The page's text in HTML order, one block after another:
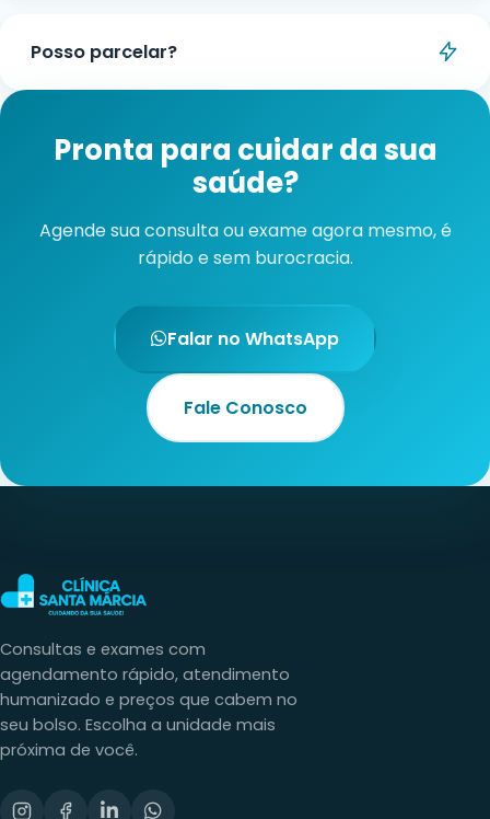
telefone qual unidade atende a especialidade
desejada mais próxima de você.
Posso parcelar?
parcelas de valor mínimo de R$100,00.
Pronta para cuidar da sua
saúde?
Agende sua consulta ou exame agora mesmo, é
rápido e sem burocracia.
Falar no WhatsApp
Fale Conosco
Consultas e exames com
agendamento rápido, atendimento
humanizado e preços que cabem no
seu bolso. Escolha a unidade mais
próxima de você.